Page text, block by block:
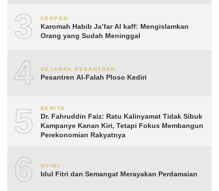
3 CERPEN
Karomah Habib Ja’far Al kaff: Mengislamkan
Orang yang Sudah Meninggal
4 SEJARAH PESANTREN
Pesantren Al-Falah Ploso Kediri
5 BERITA
Dr. Fahruddin Faiz: Ratu Kalinyamat Tidak Sibuk
Kampanye Kanan Kiri, Tetapi Fokus Membangun
Perekonomian Rakyatnya
6 OPINI
Idul Fitri dan Semangat Merayakan Perdamaian